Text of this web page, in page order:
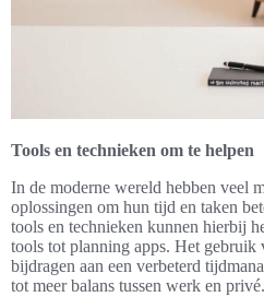
Tools en technieken om te helpen
In de moderne wereld hebben veel
oplossingen om hun tijd en taken
tools en technieken kunnen hierbij
tools tot planning apps. Het gebruik
bijdragen aan een verbeterd
tot meer balans tussen werk en privé.